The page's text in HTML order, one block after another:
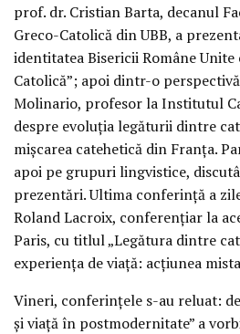
prof. dr. Cristian Barta, decanul
Greco-Catolică din UBB, a
identitatea Bisericii Române Unite
Catolică”; apoi dintr-o
Molinario, profesor la Institutul
despre evoluția legăturii dintre
mișcarea catehetică din Franța.
apoi pe grupuri lingvistice,
prezentări. Ultima conferință a
Roland Lacroix, conferențiar la
Paris, cu titlul „Legătura dintre
experiența de viață: acțiunea
Vineri, conferințele s-au reluat:
și viață în postmodernitate” a